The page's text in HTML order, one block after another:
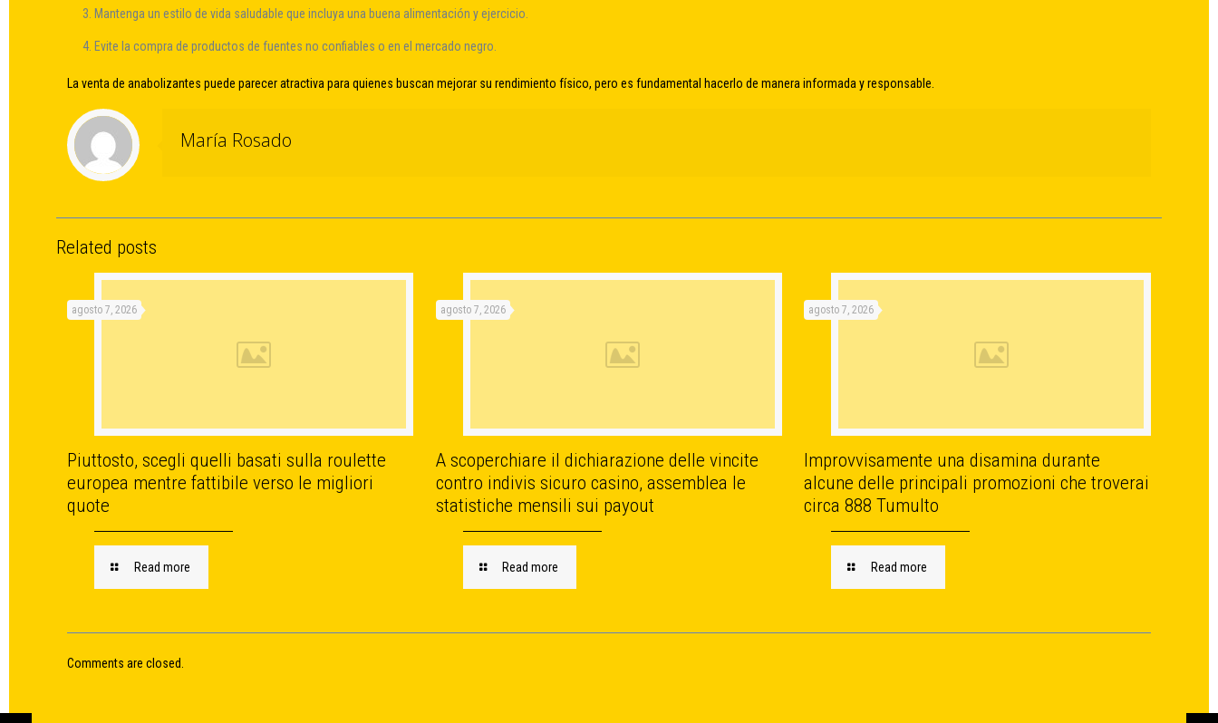
Mantenga un estilo de vida saludable que incluya una buena alimentación y ejercicio.
Evite la compra de productos de fuentes no confiables o en el mercado negro.
La venta de anabolizantes puede parecer atractiva para quienes buscan mejorar su rendimiento físico, pero es fundamental hacerlo de manera informada y responsable.
María Rosado
Related posts
agosto 7, 2026
Piuttosto, scegli quelli basati sulla roulette
europea mentre fattibile verso le migliori
quote
Read more
agosto 7, 2026
A scoperchiare il dichiarazione delle vincite
contro indivis sicuro casino, assemblea le
statistiche mensili sui payout
Read more
agosto 7, 2026
Improvvisamente una disamina durante
alcune delle principali promozioni che troverai
circa 888 Tumulto
Read more
Comments are closed.